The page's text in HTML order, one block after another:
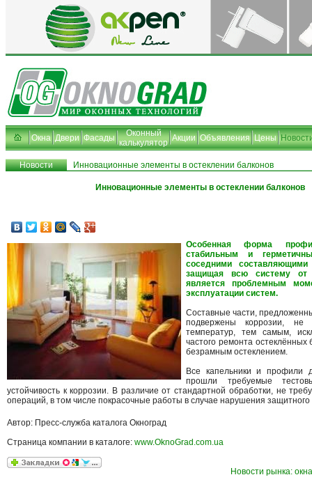
Окна Двери Фасады
Оконный
калькулятор Акции Объявления Цены
Новости Инновационные элементы в остеклении балконов
Инновационные элементы в остеклении балконов
Особенная форма
стабильным и
соседними
защищая всю систему от
является проблемным
эксплуатации систем.
Составные части,
подвержены коррозии, не
температур, тем самым,
частого ремонта остеклённых
безрамным остеклением.
Все капельники и профили
прошли требуемые
устойчивость к коррозии. В различие от стандартной обработки, не
операций, в том числе покрасочные работы в случае нарушения защитного
Автор: Пресс-служба каталога Окноград
Страница компании в каталоге: www.OknoGrad.com.ua
Новости рынка: